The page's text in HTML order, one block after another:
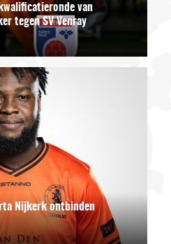
van
tegen SV Venray
Nijkerk ontbinden